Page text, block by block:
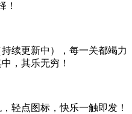
！
续更新中），每一关都竭力
，其乐无穷！
点图标，快乐一触即发！